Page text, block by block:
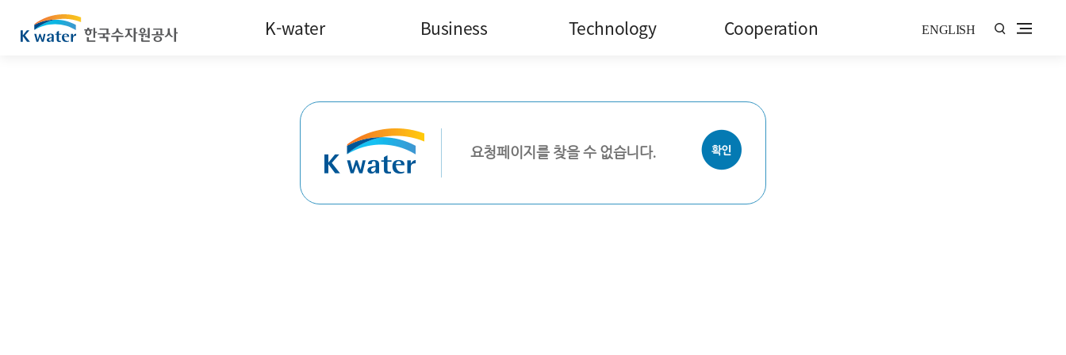
K-water
Digital Brochure
Business
Water Services
Technology Cooperation
Platform
Global Activity
Global Education
ENGLISH
요청페이지를 찾을 수 없습니다.